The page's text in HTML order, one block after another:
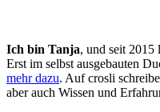
Ich bin Tanja, und seit 2015
Erst im selbst ausgebauten
mehr dazu. Auf crosli
aber auch Wissen und